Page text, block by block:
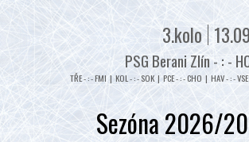
3.kolo
PSG Berani Zlín - : -
TŘE - : - FMI | KOL - : - SOK | PCE - : - CHO | HAV - : -
Sezóna 2026/